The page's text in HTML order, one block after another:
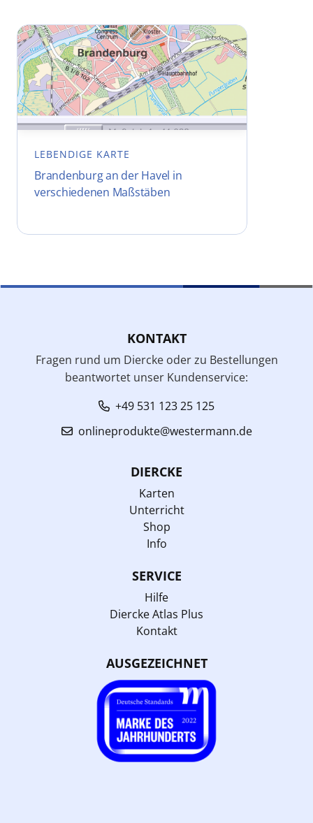
LEBENDIGE KARTE
Brandenburg an der Havel in
verschiedenen Maßstäben
KONTAKT
Fragen rund um Diercke oder zu Bestellungen
beantwortet unser Kundenservice:
+49 531 123 25 125
onlineprodukte@westermann.de
DIERCKE
Karten
Unterricht
Shop
Info
SERVICE
Hilfe
Diercke Atlas Plus
Kontakt
AUSGEZEICHNET